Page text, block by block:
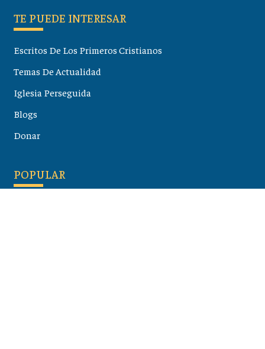
TE PUEDE INTERESAR
Escritos De Los Primeros Cristianos
Temas De Actualidad
Iglesia Perseguida
Blogs
Donar
POPULAR